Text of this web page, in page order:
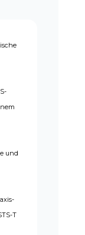
und
T